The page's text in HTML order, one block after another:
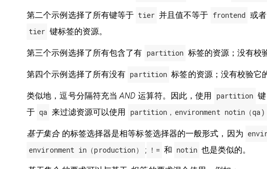
第二个示例选择了所有键等于 tier 并且值不等于 frontend 或者
tier 键标签的资源。
第三个示例选择了所有包含了有 partition 标签的资源；没有校
第四个示例选择了所有没有 partition 标签的资源；没有校验它
类似地，逗号分隔符充当AND 运算符。因此，使用 partition
于 qa 来过滤资源可以使用 partition，environment notin（qa)
基于集合的标签选择器是相等标签选择器的一般形式，因为
environment in（production）
; ！= 和 notin 也是类似的。